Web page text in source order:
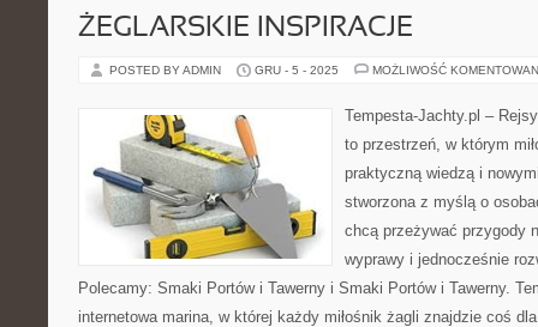
ŻEGLARSKIE INSPIRACJE
POSTED BY ADMIN GRU - 5 - 2025 MOŻLIWOŚĆ
Tempesta-Jachty.pl –
to przestrzeń, w którym
praktyczną wiedzą i
stworzona z myślą o
chcą przeżywać przygody
wyprawy i jednocześnie
Polecamy: Smaki Portów i Tawerny i Smaki Portów i Tawerny.
internetowa marina, w której każdy miłośnik żagli znajdzie coś